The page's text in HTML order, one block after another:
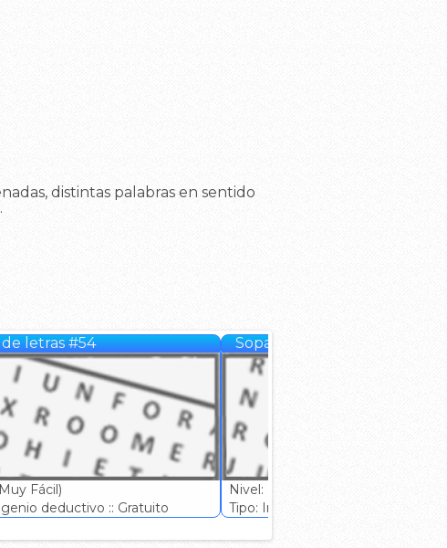
distintas palabras en sentido
letras #54
Fácil)
deductivo :: Gratuito
Sopa de letras #55
Nivel: (Fácil)
Tipo: Ingenio deductivo :: Gratuito